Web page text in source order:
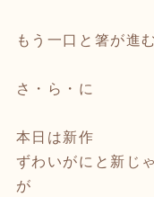
もう一口と箸が進
さ・ら・に
本日は新作
ずわいがにと新じ
が